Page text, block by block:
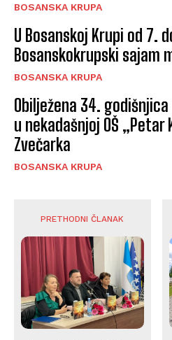
BOSANSKA KRUPA
U Bosanskoj Krupi od 7.
Bosanskokrupski sajam
BOSANSKA KRUPA
Obilježena 34.
u nekadašnjoj OŠ „Petar
Zvečarka
BOSANSKA KRUPA
PRETHODNI ČLANAK